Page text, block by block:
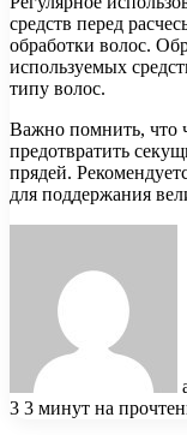
средств перед
обработки волос.
используемых
типу волос.
Важно помнить, что
предотвратить
прядей.
для поддержания
3 3 минут на